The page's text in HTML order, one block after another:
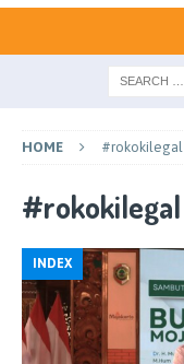
HOME #rokokilegal
#rokokilegal
INDEX